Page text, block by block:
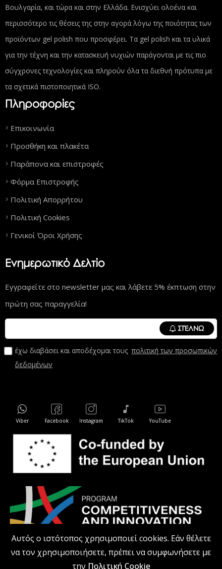
Βουλγαρία, και τώρα και στην Ελλάδα. Ενισχύει ολοένα και
περισσότερο τις θέσεις της στην αγορά λόγω της ποιότητας των
προϊόντων gel polish που προσφέρει. Τα gel polish και τα υλικά
για την τέχνη και την κατασκευή νυχιών παράγονται με τις πιο
σύγχρονες τεχνολογίες και πληρούν όλα τα διεθνή πρότυπα με
τα σχετικά πιστοποιητικά ISO.
Πληροφορίες
Επικοινωνία
Προσθήκη και πλακέτα
Παράπονα και επιστροφές
Φόρμα Επιστροφής
Πολιτική Απορρήτου
Πολιτική Cookies
Γενικοί Όροι Χρήσης
Ενημερωτικό Δελτίο
Εγγραφείτε στο newsletter μας και λάβετε 5% έκπτωση στην
πρώτη σας παραγγελία!
ΣΤΈΛΝΩ
έχω διαβάσει και αποδέχομαι τους πολιτική των προσωπικών
δεδομένων
Viber Facebook Instagram TikTok YouTube
Αυτός ο ιστότοπος χρησιμοποιεί cookies. Εάν θέλετε
να τον χρησιμοποιήσετε, πρέπει να συμφωνήσετε με
την Πολιτική Cookie